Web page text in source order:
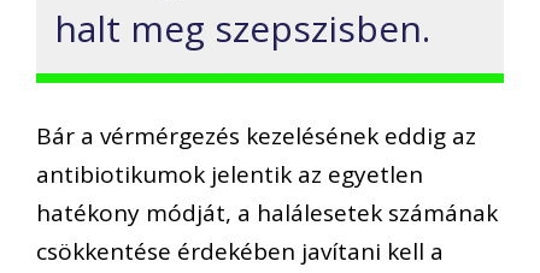
halt meg szepszisben.
Bár a vérmérgezés kezelésének eddig az
antibiotikumok jelentik az egyetlen
hatékony módját, a halálesetek számának
csökkentése érdekében javítani kell a